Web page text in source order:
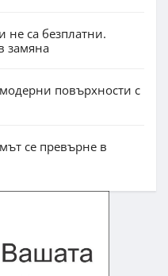
не са безплатни.
замяна
повърхности с
се превърне в